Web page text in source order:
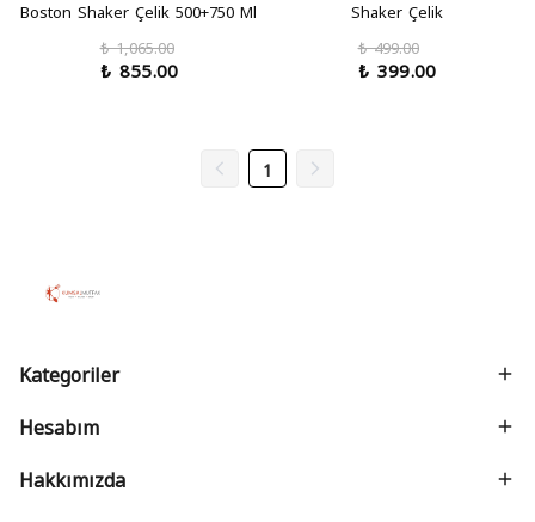
Boston Shaker Çelik 500+750 Ml
₺ 1,065.00
₺ 855.00
Shaker Çelik
₺ 499.00
₺ 399.00
1
Kategoriler
Hesabım
Hakkımızda